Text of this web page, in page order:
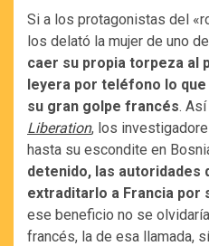
Si a los protagonistas del
los delató la mujer de uno
caer su propia torpeza al
leyera por teléfono lo
su gran golpe francés.
Liberation, los
hasta su escondite en
detenido, las autoridades
extraditarlo a Francia por
ese beneficio no se
francés, la de esa llamada,